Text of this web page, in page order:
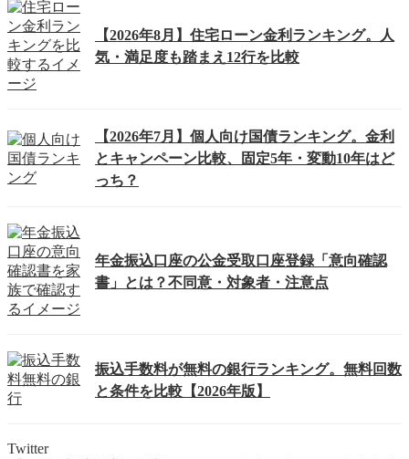
【2026年8月】住宅ローン金利ランキング。人
気・満足度も踏まえ12行を比較
【2026年7月】個人向け国債ランキング。金利
とキャンペーン比較、固定5年・変動10年はど
っち？
年金振込口座の公金受取口座登録「意向確認
書」とは？不同意・対象者・注意点
振込手数料が無料の銀行ランキング。無料回数
と条件を比較【2026年版】
Twitter